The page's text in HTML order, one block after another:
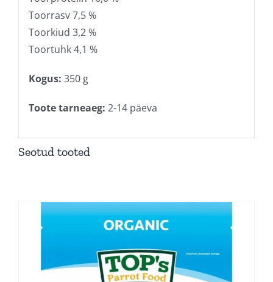
Toorrasv 7,5 %
Toorkiud 3,2 %
Toortuhk 4,1 %
Kogus: 350 g
Toote tarneaeg: 2-14 päeva
Seotud tooted